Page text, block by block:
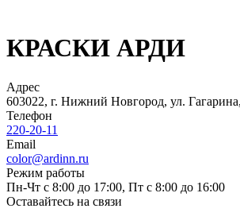
КРАСКИ АРДИ
Адрес
603022, г. Нижний Новгород, ул.
Телефон
220-20-11
Email
color@ardinn.ru
Режим работы
Пн-Чт с 8:00 до 17:00, Пт с 8:00 до 16:00
Оставайтесь на связи